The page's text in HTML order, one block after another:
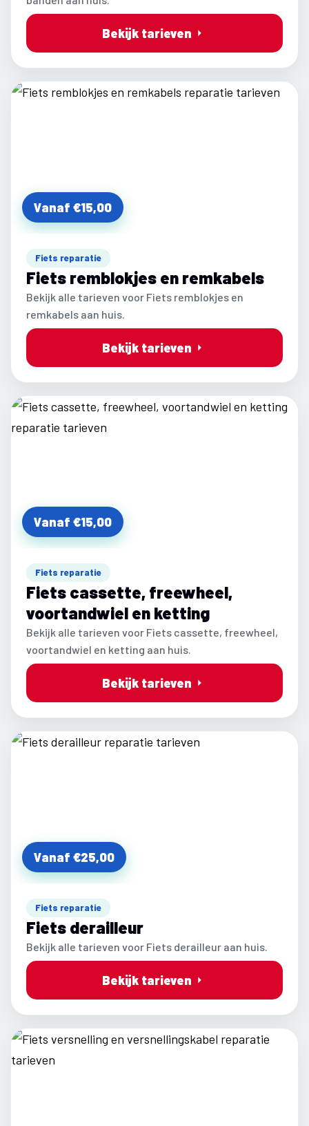
Bekijk tarieven
Vanaf €15,00
Fiets reparatie
Fiets remblokjes en remkabels
Bekijk alle tarieven voor Fiets remblokjes en
remkabels aan huis.
Bekijk tarieven
Vanaf €15,00
Fiets reparatie
Fiets cassette, freewheel,
voortandwiel en ketting
Bekijk alle tarieven voor Fiets cassette, freewheel,
voortandwiel en ketting aan huis.
Bekijk tarieven
Vanaf €25,00
Fiets reparatie
Fiets derailleur
Bekijk alle tarieven voor Fiets derailleur aan huis.
Bekijk tarieven